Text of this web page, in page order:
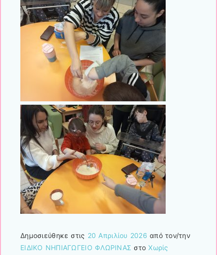
Δημοσιεύθηκε στις 20 Απριλίου 2026 από τον/την
ΕΙΔΙΚΟ ΝΗΠΙΑΓΩΓΕΙΟ ΦΛΩΡΙΝΑΣ στοΧωρίς